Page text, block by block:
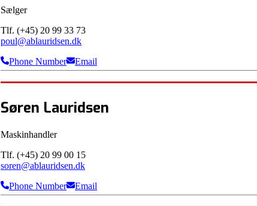
Sælger
Tlf. (+45) 20 99 33 73
poul@ablauridsen.dk
Phone Number
Email
Søren Lauridsen
Maskinhandler
Tlf. (+45) 20 99 00 15
soren@ablauridsen.dk
Phone Number
Email